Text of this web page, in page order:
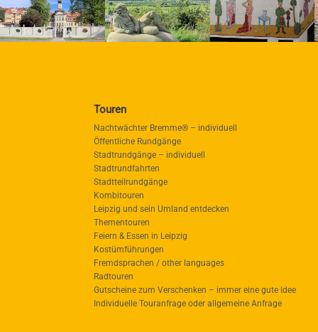
Touren
Nachtwächter Bremme® – individuell
Öffentliche Rundgänge
Stadtrundgänge – individuell
Stadtrundfahrten
Stadtteilrundgänge
Kombitouren
Leipzig und sein Umland entdecken
Thementouren
Feiern & Essen in Leipzig
Kostümführungen
Fremdsprachen / other languages
Radtouren
Gutscheine zum Verschenken – immer eine gute Idee
Individuelle Touranfrage oder allgemeine Anfrage